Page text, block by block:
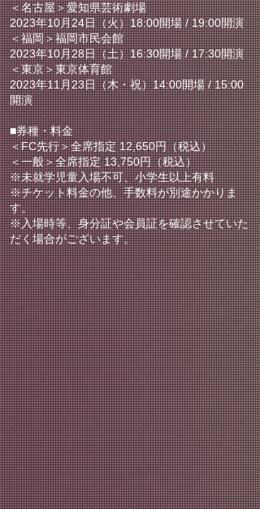
＜名古屋＞愛知県芸術劇場
2023年10月24日（火）18:00開場 / 19:00開演
＜福岡＞福岡市民会館
2023年10月28日（土）16:30開場 / 17:30開演
＜東京＞東京体育館
2023年11月23日（木・祝）14:00開場 / 15:00
開演
■券種・料金
＜FC先行＞全席指定 12,650円（税込）
＜一般＞全席指定 13,750円（税込）
※未就学児童入場不可、小学生以上有料
※チケット料金の他、手数料が別途かかりま
す。
※入場時等、身分証や会員証を確認させていた
だく場合がございます。